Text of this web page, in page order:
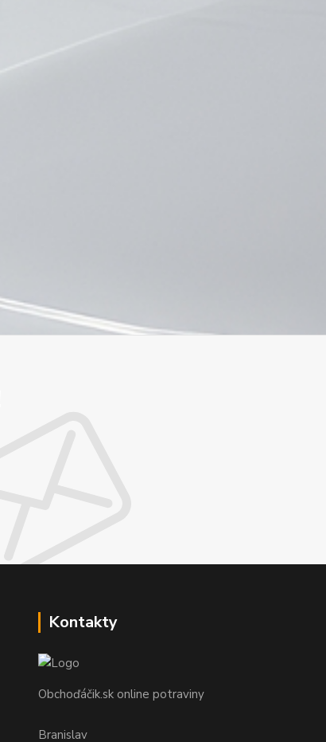
Kontakty
Obchoďáčik.sk online potraviny
Branislav